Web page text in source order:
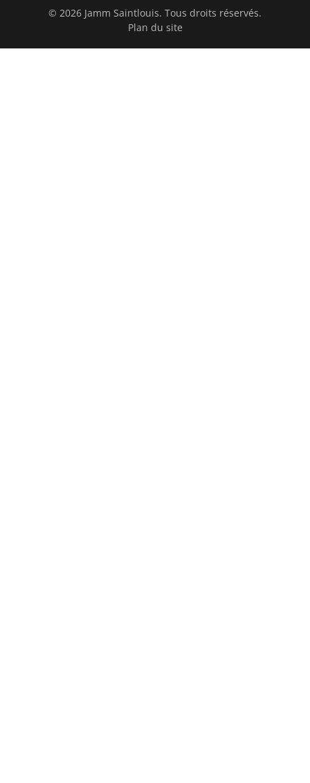
© 2026 Jamm Saintlouis. Tous droits réservés.
Plan du site